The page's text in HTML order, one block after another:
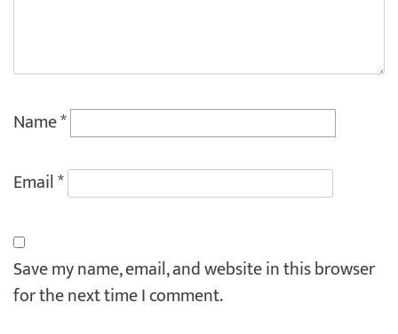
Name*
Email*
Save my name, email, and website in this browser
for the next time I comment.